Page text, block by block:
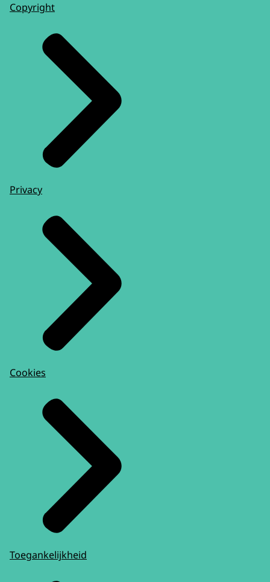
Copyright
Privacy
Cookies
Toegankelijkheid